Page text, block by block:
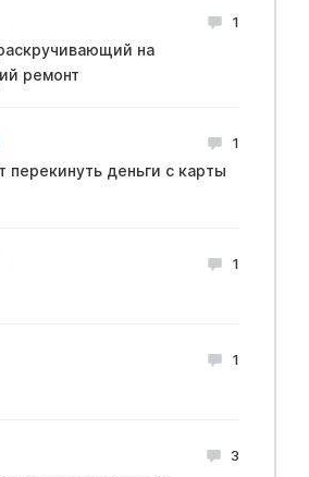
1
на
ремонт
1
перекинуть деньги с карты
1
1
3